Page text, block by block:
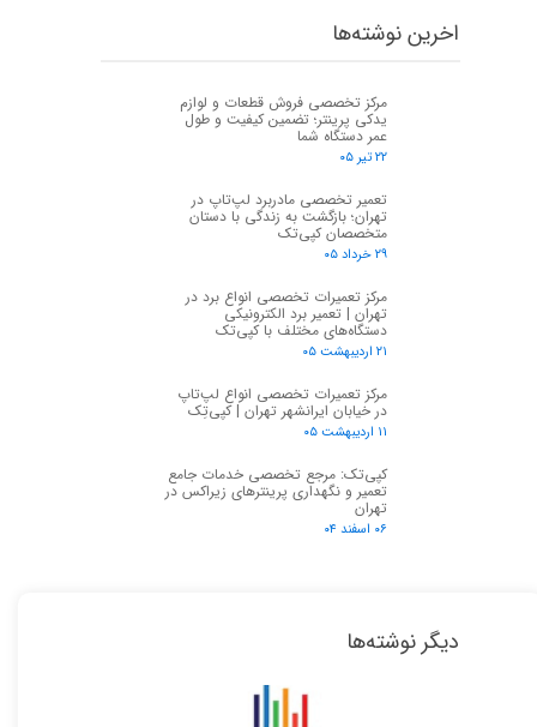
اخرین نوشته‌ها
مرکز تخصصی فروش قطعات و لوازم
یدکی پرینتر؛ تضمین کیفیت و طول
عمر دستگاه شما
۲۲ تیر ۰۵
تعمیر تخصصی مادربرد لپ‌تاپ در
تهران؛ بازگشت به زندگی با دستان
متخصصان کپی‌تک
۲۹ خرداد ۰۵
مرکز تعمیرات تخصصی انواع برد در
تهران | تعمیر برد الکترونیکی
دستگاه‌های مختلف با کپی‌تک
۲۱ اردیبهشت ۰۵
مرکز تعمیرات تخصصی انواع لپ‌تاپ
در خیابان ایرانشهر تهران | کپی‌تِک
۱۱ اردیبهشت ۰۵
کپی‌تک: مرجع تخصصی خدمات جامع
تعمیر و نگهداری پرینترهای زیراکس در
تهران
۰۶ اسفند ۰۴
دیگر نوشته‌ها